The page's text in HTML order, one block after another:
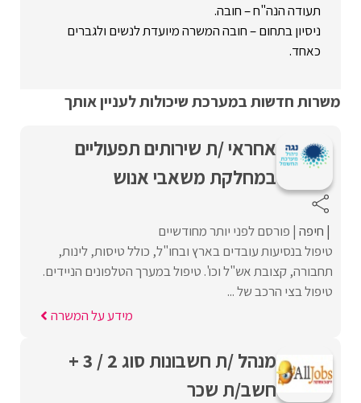
תעודה הנה"ח – חובה.
ניסיון בתחום – חובה המשרה מיועדת לנשים ולגברים
כאחד.
משרות חדשות במערכת שיכולות לעניין אותך
אחראי /ת שירותים תפעוליים
במחלקת משאבי אנוש
חיפה פורסם לפני יותר מחודשיים
טיפול בנסיעות עובדים בארץ ובחו"ל, כולל טיסות, לינות,
תחבורה, קצובת אש"ל וכו'. טיפול במערך הטלפונים הניידים.
טיפול בצי הרכב של ...
מידע על המשרה
מנהל /ת חשבונות סוג 2 / 3 +
חשב/ת שכר